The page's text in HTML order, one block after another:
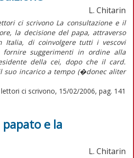
L. Chitarin
ci scrivono La consultazione e il
la decisione del papa, attraverso
di coinvolgere tutti i vescovi
suggerimenti in ordine alla
della cei, dopo che il card.
incarico a tempo (�donec aliter
lettori ci scrivono, 15/02/2006, pag. 141
e la
L. Chitarin